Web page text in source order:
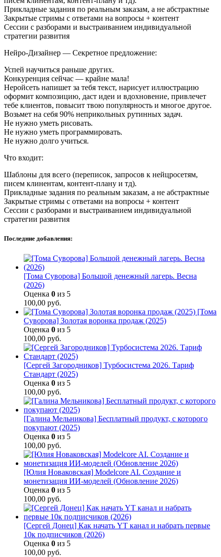
Прикладные задания по реальным заказам, а не абстрактные
Закрытые стримы с ответами на вопросы + контент
Сессии с разборами и выстраиванием индивидуальной
стратегии развития
Нейро-Дизайнер — Секретное предложение:
Успей научиться раньше других.
Конкуренция сейчас — крайне мала!
Неройсеть напишет за тебя текст, нарисует иллюстрацию
оформит композицию, даст идеи и вдохновение, привлечет
тебе клиентов, повысит твою популярность и многое другое.
Возьмет на себя 90% неприкольных рутинных задач.
Не нужно уметь рисовать.
Не нужно уметь программировать.
Не нужно долго учиться.
Что входит:
Шаблоны для всего (переписок, запросов к нейцросетям,
писем клинентам, контент-плану и тд).
Прикладные задания по реальным заказам, а не абстрактные
Закрытые стримы с ответами на вопросы + контент
Сессии с разборами и выстраиванием индивидуальной
стратегии развития
Последние добавления:
[Тома Суворова] Большой денежный лагерь. Весна
(2026)
Оценка 0 из 5
100,00 руб.
[Тома
Суворова] Золотая воронка продаж (2025)
Оценка 0 из 5
100,00 руб.
[Сергей Загородников] Турбосистема 2026. Тариф
Стандарт (2025)
Оценка 0 из 5
100,00 руб.
[Галина Мельникова] Бесплатный продукт, с которого
покупают (2025)
Оценка 0 из 5
100,00 руб.
[Юлия Новаковская] Modelcore AI. Создание и
монетизация ИИ-моделей (Обновление 2026)
Оценка 0 из 5
100,00 руб.
[Сергей Донец] Как начать YT канал и набрать первые
10к подписчиков (2026)
Оценка 0 из 5
100,00 руб.